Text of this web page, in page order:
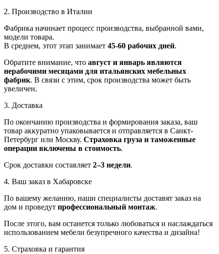
2. Производство в Италии
Фабрика начинает процесс производства, выбранной вами,
модели товара.
В среднем, этот этап занимает 45-60 рабочих дней.
Обратите внимание, что август и январь являются
нерабочими месяцами для итальянских мебельных
фабрик. В связи с этим, срок производства может быть
увеличен.
3. Доставка
По окончанию производства и формирования заказа, ваш
товар аккуратно упаковывается и отправляется в Санкт-
Петербург или Москву. Страховка груза и таможенные
операции включены в стоимость.
Срок доставки составляет 2–3 недели.
4. Ваш заказ в Хабаровске
По вашему желанию, наши специалисты доставят заказ на
дом и проведут профессиональный монтаж.
После этого, вам останется только любоваться и наслаждаться
использованием мебели безупречного качества и дизайна!
5. Страховка и гарантия